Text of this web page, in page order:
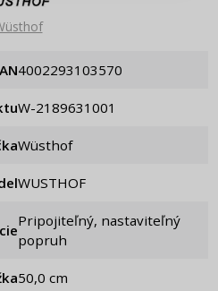
4002293103570
W-2189631001
Wüsthof
WUSTHOF
pripojiteľný, nastaviteľný
popruh
50,0 cm